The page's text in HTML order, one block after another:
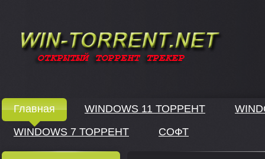
Главная WINDOWS 11 ТОРРЕНТ
WINDOWS 7 ТОРРЕНТ
СОФТ